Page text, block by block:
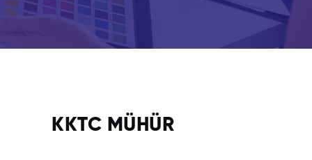
KKTC MÜHÜR